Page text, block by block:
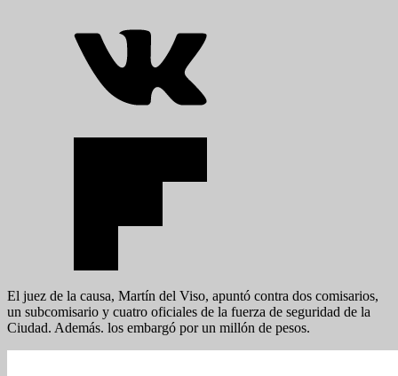
El juez de la causa, Martín del Viso, apuntó contra dos comisarios,
un subcomisario y cuatro oficiales de la fuerza de seguridad de la
Ciudad. Además. los embargó por un millón de pesos.